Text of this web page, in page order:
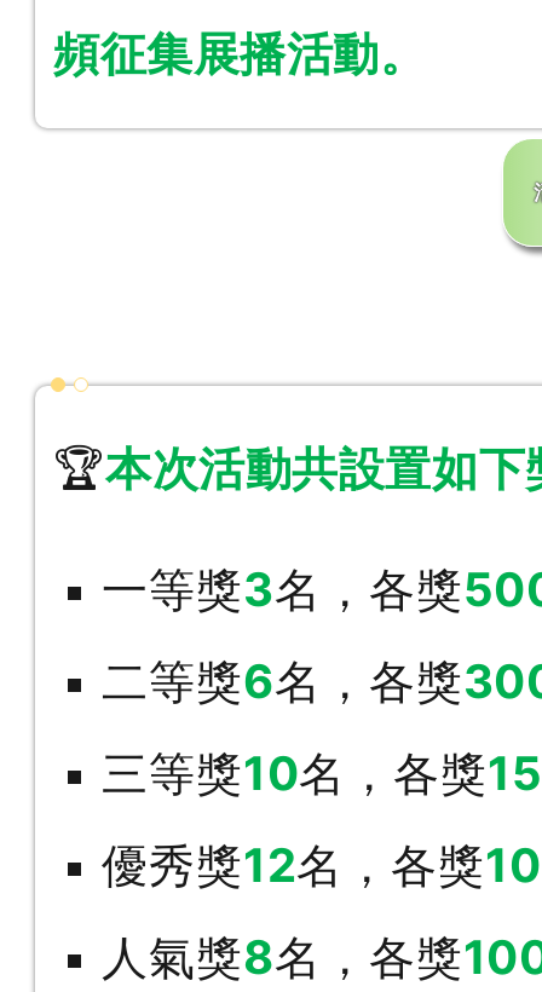
頻征集展播活動。
🏆本次活動共設置如
一等獎3名，各獎
二等獎6名，各獎
三等獎10名，各獎
優秀獎12名，各獎
人氣獎8名，各獎